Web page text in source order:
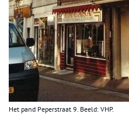
Het pand Peperstraat 9. Beeld: VHP.